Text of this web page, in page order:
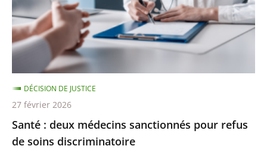
pour
refus
de
soins
discriminatoire
Santé : deux médecins sanctionnés pour refus
de soins discriminatoire
DÉCISION DE JUSTICE
27 février 2026